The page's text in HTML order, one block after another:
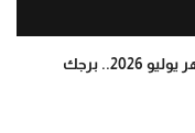
توقعات برج الجدي لشهر يوليو 2026.. برجك